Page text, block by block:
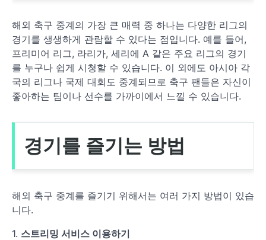
해외 축구 중계의 가장 큰 매력 중 하나는 다양한 리그의
경기를 생생하게 관람할 수 있다는 점입니다. 예를 들어,
프리미어 리그, 라리가, 세리에 A 같은 주요 리그의 경기
를 누구나 쉽게 시청할 수 있습니다. 이 외에도 아시아 각
국의 리그나 국제 대회도 중계되므로 축구 팬들은 자신이
좋아하는 팀이나 선수를 가까이에서 느낄 수 있습니다.
경기를 즐기는 방법
해외 축구 중계를 즐기기 위해서는 여러 가지 방법이 있습
니다.
1. 스트리밍 서비스 이용하기